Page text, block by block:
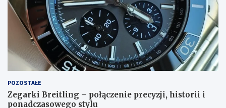
POZOSTAŁE
Zegarki Breitling – połączenie precyzji, historii i
ponadczasowego stylu